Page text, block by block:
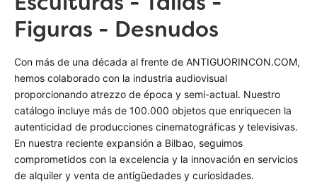
Figuras - Desnudos
Con más de una década al frente de ANTIGUORINCON.COM,
hemos colaborado con la industria audiovisual
proporcionando atrezzo de época y semi-actual. Nuestro
catálogo incluye más de 100.000 objetos que enriquecen la
autenticidad de producciones cinematográficas y televisivas.
En nuestra reciente expansión a Bilbao, seguimos
comprometidos con la excelencia y la innovación en servicios
de alquiler y venta de antigüedades y curiosidades.